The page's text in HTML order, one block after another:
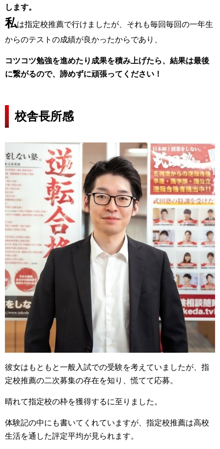
します。
私は指定校推薦で行けましたが、それも毎回毎回の一年生
からのテストの成績が良かったからであり、
コツコツ勉強を進めたり成果を積み上げたら、結果は最後
に繋がるので、諦めずに頑張ってください！
校舎長所感
彼女はもともと一般入試での受験を考えていましたが、指
定校推薦の二次募集の存在を知り、慌てて応募。
晴れて指定校の枠を獲得するに至りました。
体験記の中にも書いてくれていますが、指定校推薦は高校
生活を通した評定平均が見られます。